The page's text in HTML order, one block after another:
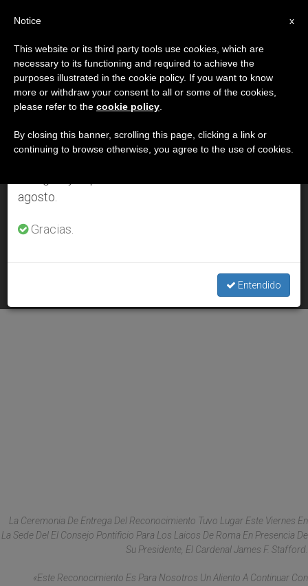
DÍA
Septiembre 26th, 2003
ÚLTIMAS NOTICIAS
Reconocida por el Vaticano la Unión de Guías y Scouts de
SEP 26, 2003 00:00
La Ceremonia De Entrega Del Reconocimiento Tuvo Lugar Este Viernes En
La Sede Del El Consejo Pontificio Para Los Laicos De Roma En Presencia De
Su Presidente, El Cardenal James F. Stafford.
«Este Reconocimiento Es Para Nosotros Un Aliento A Continuar Con
×
Aviso importante
Del 27 de julio al 7 de agosto haremos la pausa
anual, aprovechando que en el periodo de verano
se generan menos informaciones y también el
agosto.
Gracias.
Entendido
x
Notice
This website or its third party tools use cookies, which are
necessary to its functioning and required to achieve the
purposes illustrated in the cookie policy. If you want to know
more or withdraw your consent to all or some of the cookies,
please refer to the cookie policy
By closing this banner, scrolling this page, clicking a link or
continuing to browse otherwise, you agree to the use of cookies.